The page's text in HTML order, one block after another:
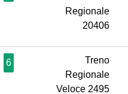
Regionale
20406
6
Treno
Regionale
Veloce 2495